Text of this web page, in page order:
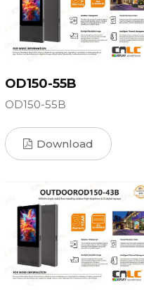
OD150-55B
OD150-55B
Download